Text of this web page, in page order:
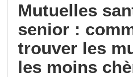
Mutuelles
senior :
trouver les
les moins